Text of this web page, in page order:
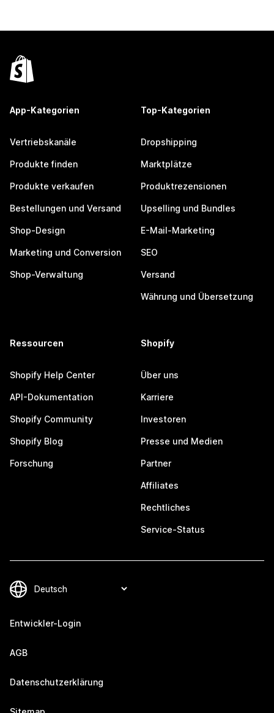
App-Kategorien
Vertriebskanäle
Produkte finden
Produkte verkaufen
Bestellungen und Versand
Shop-Design
Marketing und Conversion
Shop-Verwaltung
Top-Kategorien
Dropshipping
Marktplätze
Produktrezensionen
Upselling und Bundles
E-Mail-Marketing
SEO
Versand
Währung und Übersetzung
Ressourcen
Shopify Help Center
API-Dokumentation
Shopify Community
Shopify Blog
Forschung
Shopify
Über uns
Karriere
Investoren
Presse und Medien
Partner
Affiliates
Rechtliches
Service-Status
Entwickler-Login
AGB
Datenschutzerklärung